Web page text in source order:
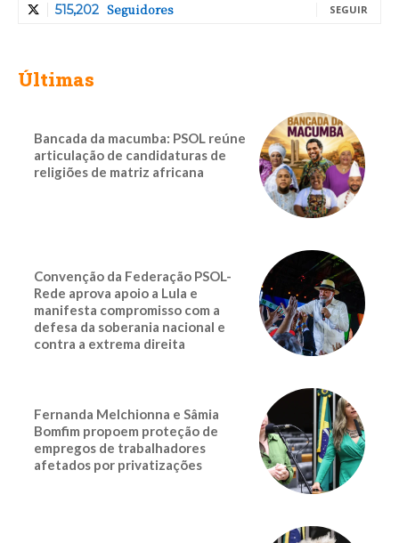
515,202 Seguidores SEGUIR
Últimas
Bancada da macumba: PSOL reúne
articulação de candidaturas de
religiões de matriz africana
Convenção da Federação PSOL-
Rede aprova apoio a Lula e
manifesta compromisso com a
defesa da soberania nacional e
contra a extrema direita
Fernanda Melchionna e Sâmia
Bomfim propoem proteção de
empregos de trabalhadores
afetados por privatizações